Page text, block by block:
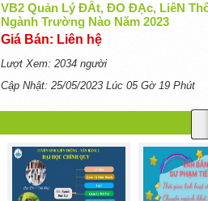
VB2 Quản Lý ĐẤt, ĐO ĐẠc, LiêN
Ngành Trường Nào Năm 2023
Giá Bán: Liên hệ
Lượt Xem: 2034 người
Cập Nhật: 25/05/2023 Lúc 05 Gờ 19 Phút